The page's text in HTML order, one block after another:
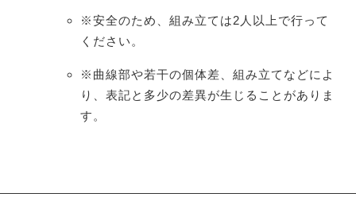
※安全のため、組み立ては2人以上で行って
ください。
※曲線部や若干の個体差、組み立てなどによ
り、表記と多少の差異が生じることがありま
す。